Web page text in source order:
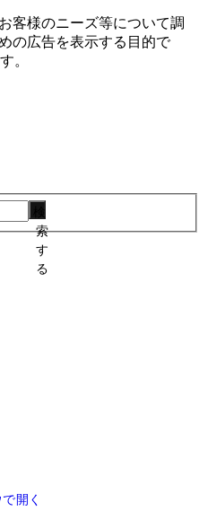
客様のニーズ等について調
の広告を表⽰する⽬的で
。
索
す
る
開く